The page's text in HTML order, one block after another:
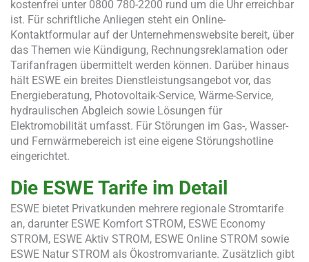
kostenfrei unter 0800 780-2200 rund um die Uhr erreichbar
ist. Für schriftliche Anliegen steht ein Online-
Kontaktformular auf der Unternehmenswebsite bereit, über
das Themen wie Kündigung, Rechnungsreklamation oder
Tarifanfragen übermittelt werden können. Darüber hinaus
hält ESWE ein breites Dienstleistungsangebot vor, das
Energieberatung, Photovoltaik-Service, Wärme-Service,
hydraulischen Abgleich sowie Lösungen für
Elektromobilität umfasst. Für Störungen im Gas-, Wasser-
und Fernwärmebereich ist eine eigene Störungshotline
eingerichtet.
Die ESWE Tarife im Detail
ESWE bietet Privatkunden mehrere regionale Stromtarife
an, darunter ESWE Komfort STROM, ESWE Economy
STROM, ESWE Aktiv STROM, ESWE Online STROM sowie
ESWE Natur STROM als Ökostromvariante. Zusätzlich gibt